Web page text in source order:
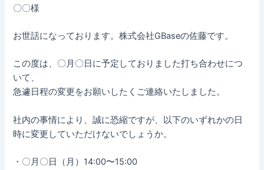
〇〇様
お世話になっております。株式会社GBaseの佐藤です。
この度は、〇月〇日に予定しておりました打ち合わせにつ
いて、
急遽日程の変更をお願いしたくご連絡いたしました。
社内の事情により、誠に恐縮ですが、以下のいずれかの日
時に変更していただけないでしょうか。
・〇月〇日（月）14:00〜15:00